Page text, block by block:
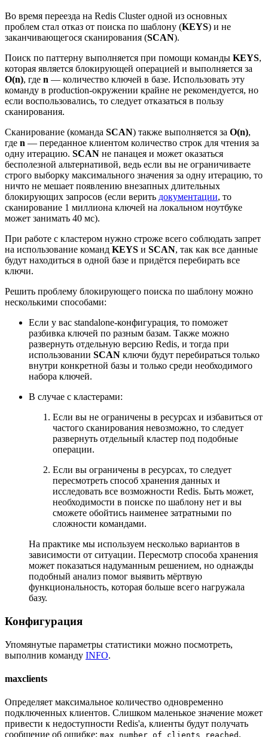
Во время переезда на Redis Cluster одной из основных
проблем стал отказ от поиска по шаблону (KEYS) и не
заканчивающегося сканирования (SCAN).
Поиск по паттерну выполняется при помощи команды KEYS,
которая является блокирующей операцией и выполняется за
О(n), где n — количество ключей в базе. Использовать эту
команду в production-окружении крайне не рекомендуется, но
если воспользовались, то следует отказаться в пользу
сканирования.
Сканирование (команда SCAN) также выполняется за O(n),
где n — переданное клиентом количество строк для чтения за
одну итерацию. SCAN не панацея и может оказаться
бесполезной альтернативой, ведь если вы не ограничиваете
строго выборку максимального значения за одну итерацию, то
ничто не мешает появлению внезапных длительных
блокирующих запросов (если верить документации, то
сканирование 1 миллиона ключей на локальном ноутбуке
может занимать 40 мс).
При работе с кластером нужно строже всего соблюдать запрет
на использование команд KEYS и SCAN, так как все данные
будут находиться в одной базе и придётся перебирать все
ключи.
Решить проблему блокирующего поиска по шаблону можно
несколькими способами:
Если у вас standalone-конфигурация, то поможет
разбивка ключей по разным базам. Также можно
развернуть отдельную версию Redis, и тогда при
использовании SCAN ключи будут перебираться только
внутри конкретной базы и только среди необходимого
набора ключей.
В случае с кластерами:
Если вы не ограничены в ресурсах и избавиться от
частого сканирования невозможно, то следует
развернуть отдельный кластер под подобные
операции.
Если вы ограничены в ресурсах, то следует
пересмотреть способ хранения данных и
исследовать все возможности Redis. Быть может,
необходимости в поиске по шаблону нет и вы
сможете обойтись наименее затратными по
сложности командами.
На практике мы используем несколько вариантов в
зависимости от ситуации. Пересмотр способа хранения
может показаться надуманным решением, но однажды
подобный анализ помог выявить мёртвую
функциональность, которая больше всего нагружала
базу.
Конфигурация
Упомянутые параметры статистики можно посмотреть,
выполнив команду INFO.
maxclients
Определяет максимальное количество одновременно
подключенных клиентов. Слишком маленькое значение может
привести к недоступности Redis'а, клиенты будут получать
сообщение об ошибке: max number of clients reached .